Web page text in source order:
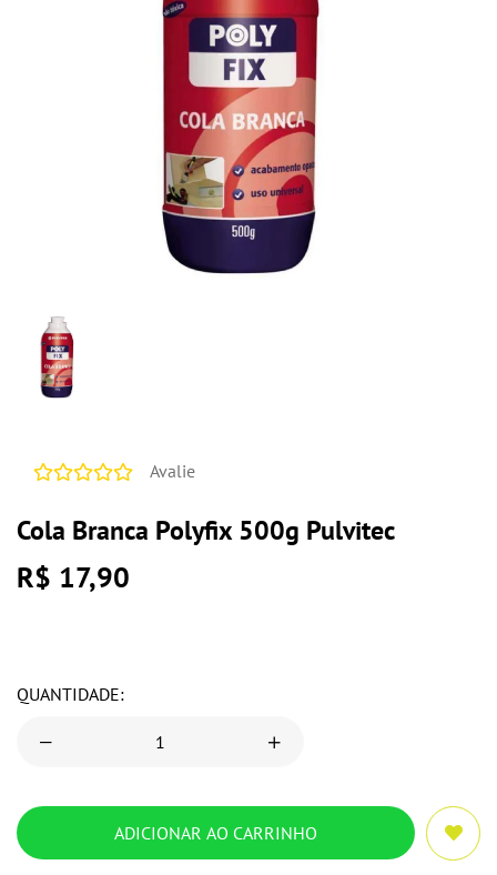
Avalie
Cola Branca Polyfix 500g Pulvitec
R$ 17,90
QUANTIDADE: